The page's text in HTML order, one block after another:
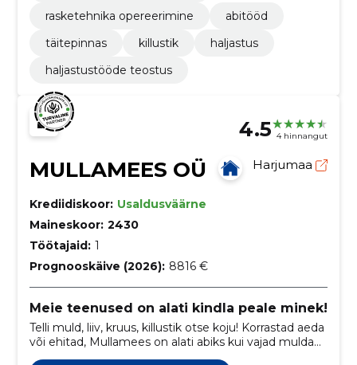
rasketehnika opereerimine
abitööd
täitepinnas
killustik
haljastus
haljastustööde teostus
4.5 4 hinnangut
MULLAMEES OÜ Harjumaa
Krediidiskoor: Usaldusväärne
Maineskoor: 2430
Töötajaid: 1
Prognooskäive (2026): 8816 €
Meie teenused on alati kindla peale minek!
Telli muld, liiv, kruus, killustik otse koju! Korrastad aeda
või ehitad, Mullamees on alati abiks kui vajad mulda
või muud täitematerjali.